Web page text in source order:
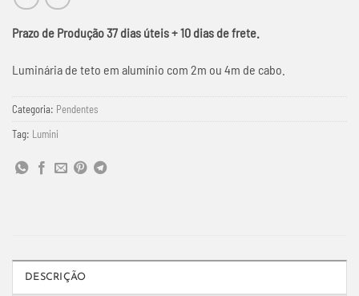
Prazo de Produção 37 dias úteis + 10 dias de frete.
Luminária de teto em alumínio com 2m ou 4m de cabo.
Categoria: Pendentes
Tag: Lumini
DESCRIÇÃO